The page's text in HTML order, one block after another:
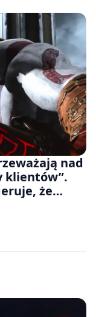
nad
klientów”.
że
z gier